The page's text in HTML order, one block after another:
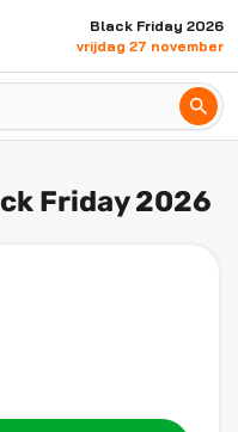
Black Friday 2026
vrijdag 27 november
Friday 2026